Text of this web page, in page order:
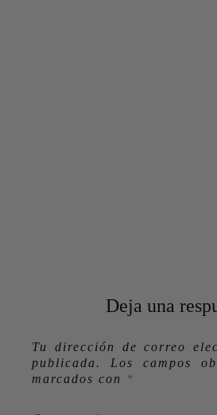
Deja una
Tu dirección de correo
publicada.
Los campos
marcados con
*